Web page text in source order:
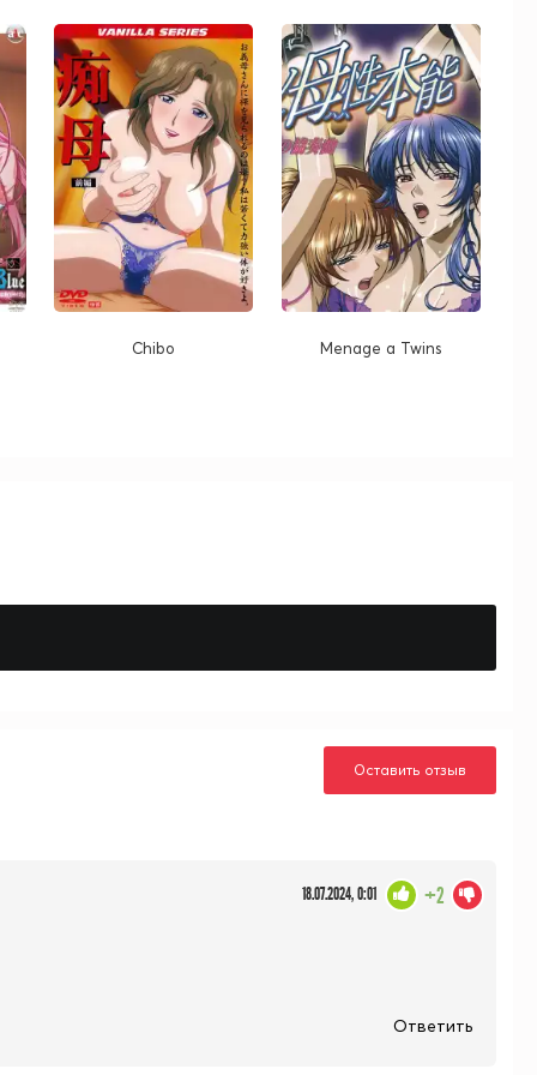
Chibo Menage a Twins
Оставить отзыв
18.07.2024, 0:01 +2
Ответить